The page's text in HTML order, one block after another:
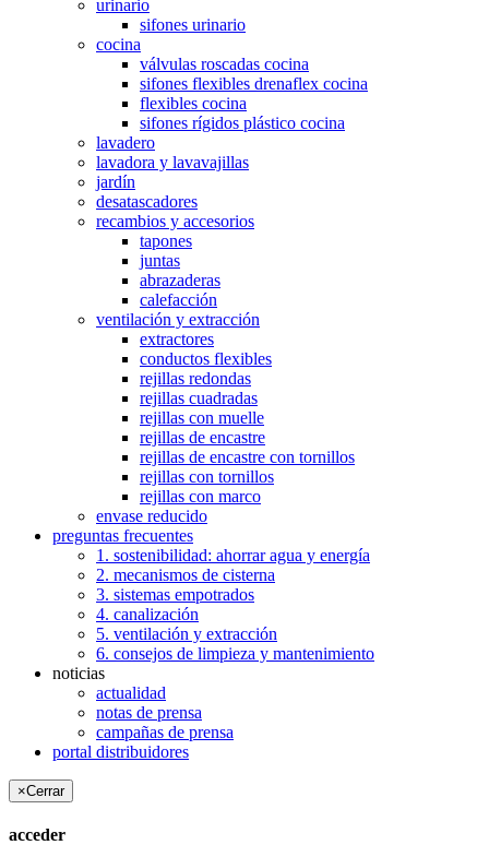
urinario
sifones urinario
cocina
válvulas roscadas cocina
sifones flexibles drenaflex cocina
flexibles cocina
sifones rígidos plástico cocina
lavadero
lavadora y lavavajillas
jardín
desatascadores
recambios y accesorios
tapones
juntas
abrazaderas
calefacción
ventilación y extracción
extractores
conductos flexibles
rejillas redondas
rejillas cuadradas
rejillas con muelle
rejillas de encastre
rejillas de encastre con tornillos
rejillas con tornillos
rejillas con marco
envase reducido
preguntas frecuentes
1. sostenibilidad: ahorrar agua y energía
2. mecanismos de cisterna
3. sistemas empotrados
4. canalización
5. ventilación y extracción
6. consejos de limpieza y mantenimiento
noticias
actualidad
notas de prensa
campañas de prensa
portal distribuidores
×Cerrar
acceder